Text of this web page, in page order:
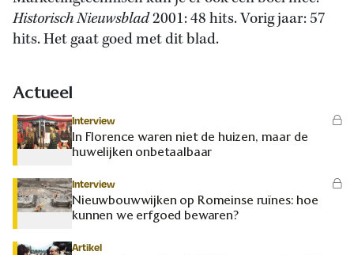
Historisch Nieuwsblad2001: 48 hits. Vorig jaar: 57
hits. Het gaat goed met dit blad.
Actueel
Interview
In Florence waren niet de huizen, maar de
huwelijken onbetaalbaar
Interview
Nieuwbouwwijken op Romeinse ruïnes: hoe
kunnen we erfgoed bewaren?
Artikel